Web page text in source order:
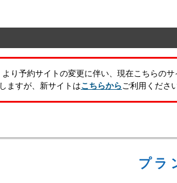
り予約サイトの変更に伴い、現在こちらの
ますが、新サイトはこちらからご利用くださ
プラ